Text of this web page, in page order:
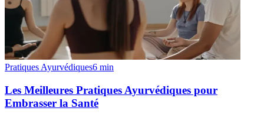
Pratiques Ayurvédiques6 min
Les Meilleures Pratiques Ayurvédiques pour
Embrasser la Santé